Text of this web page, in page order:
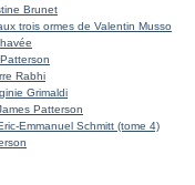
Brunet
trois ormes de Valentin Musso
Rabhi
Grimaldi
Patterson
Emmanuel Schmitt (tome 4)